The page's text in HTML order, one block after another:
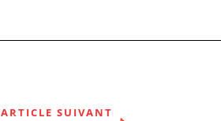
ARTICLE SUIVANT